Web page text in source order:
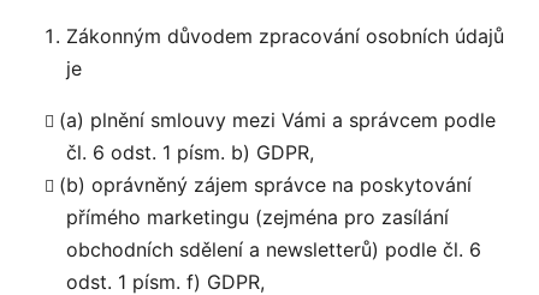
Zákonným důvodem zpracování osobních údajů
je
(a) plnění smlouvy mezi Vámi a správcem podle
čl. 6 odst. 1 písm. b) GDPR,
(b) oprávněný zájem správce na poskytování
přímého marketingu (zejména pro zasílání
obchodních sdělení a newsletterů) podle čl. 6
odst. 1 písm. f) GDPR,